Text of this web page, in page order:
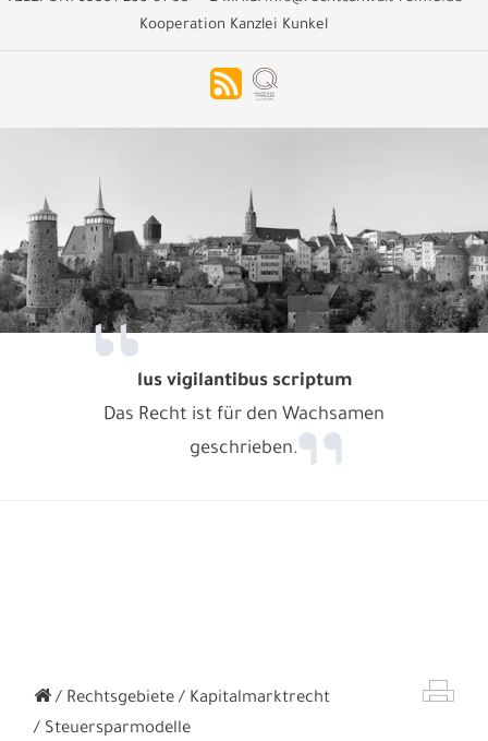
Kooperation Kanzlei Kunkel
lus vigilantibus scriptum
Das Recht ist für den Wachsamen
geschrieben.
Rechtsgebiete
Kapitalmarktrecht
Steuersparmodelle